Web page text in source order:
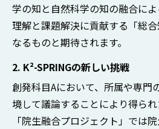
学の知と自然科学の知の融合に
理解と課題解決に貢献する「総
なるものと期待されます。
2. K²-SPRINGの新しい挑戦
創発科目Aにおいて、所属や専門
境して議論することにより得られ
「院生融合プロジェクト」では